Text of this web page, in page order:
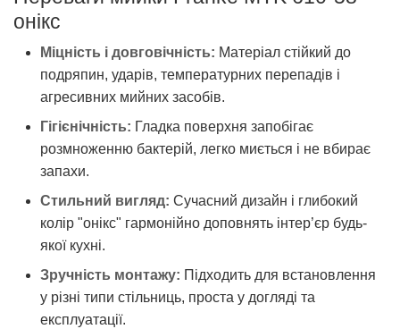
онікс
Міцність і довговічність: Матеріал стійкий до
подряпин, ударів, температурних перепадів і
агресивних мийних засобів.
Гігієнічність: Гладка поверхня запобігає
розмноженню бактерій, легко миється і не вбирає
запахи.
Стильний вигляд: Сучасний дизайн і глибокий
колір "онікс" гармонійно доповнять інтер’єр будь-
якої кухні.
Зручність монтажу: Підходить для встановлення
у різні типи стільниць, проста у догляді та
експлуатації.